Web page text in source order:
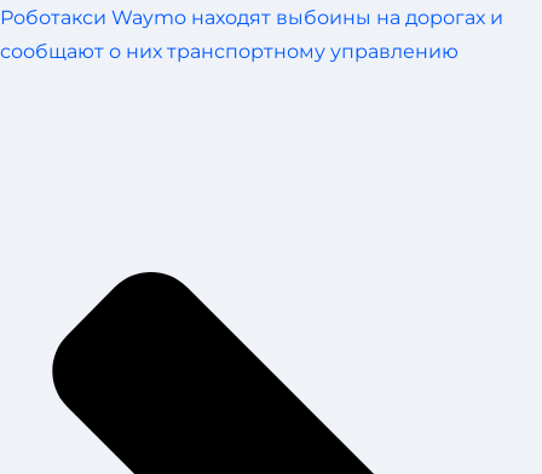
Роботакси Waymo находят выбоины на дорогах и
сообщают о них транспортному управлению